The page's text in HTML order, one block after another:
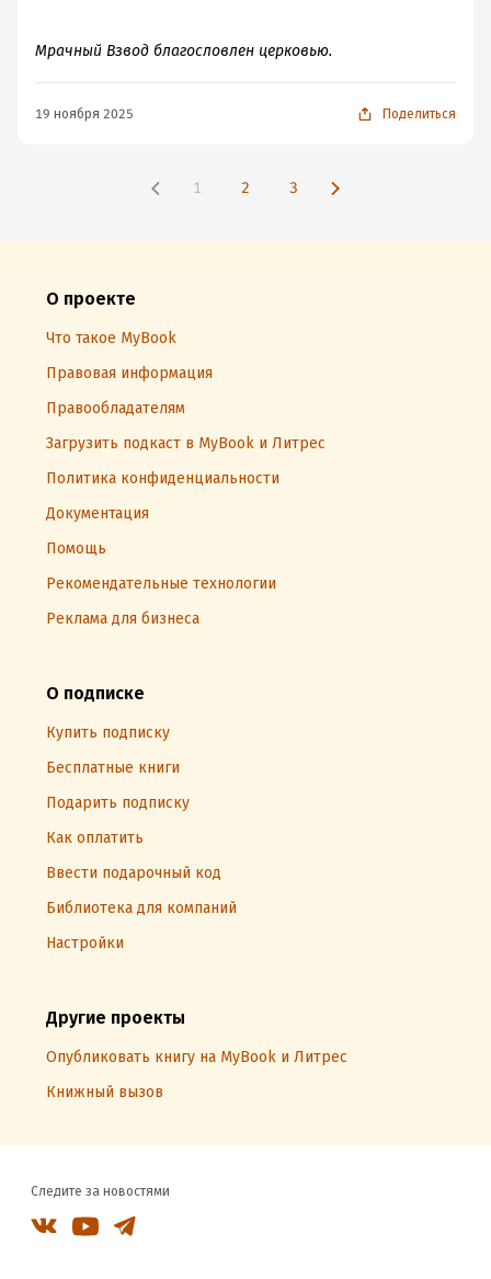
Мрачный Взвод благословлен церковью.
19 ноября 2025 Поделиться
1 2 3
О проекте
Что такое MyBook
Правовая информация
Правообладателям
Загрузить подкаст в MyBook и Литрес
Политика конфиденциальности
Документация
Помощь
Рекомендательные технологии
Реклама для бизнеса
О подписке
Купить подписку
Бесплатные книги
Подарить подписку
Как оплатить
Ввести подарочный код
Библиотека для компаний
Настройки
Другие проекты
Опубликовать книгу на MyBook и Литрес
Книжный вызов
Следите за новостями